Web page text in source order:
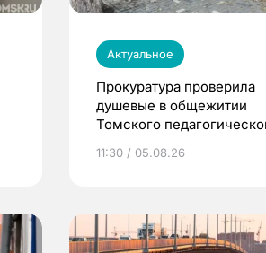
Актуальное
Прокуратура проверила
душевые в общежитии
Томского
11:30 / 05.08.26